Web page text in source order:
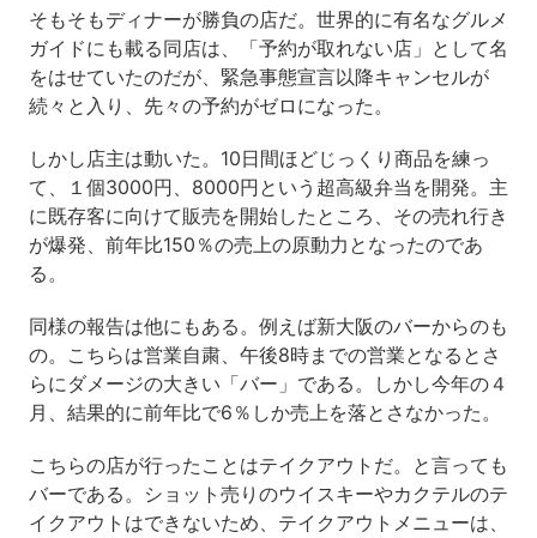
そもそもディナーが勝負の店だ。世界的に有名なグルメ
ガイドにも載る同店は、「予約が取れない店」として名
をはせていたのだが、緊急事態宣言以降キャンセルが
続々と入り、先々の予約がゼロになった。
しかし店主は動いた。10日間ほどじっくり商品を練っ
て、１個3000円、8000円という超高級弁当を開発。主
に既存客に向けて販売を開始したところ、その売れ行き
が爆発、前年比150％の売上の原動力となったのであ
る。
同様の報告は他にもある。例えば新大阪のバーからのも
の。こちらは営業自粛、午後8時までの営業となるとさ
らにダメージの大きい「バー」である。しかし今年の４
月、結果的に前年比で6％しか売上を落とさなかった。
こちらの店が行ったことはテイクアウトだ。と言っても
バーである。ショット売りのウイスキーやカクテルのテ
イクアウトはできないため、テイクアウトメニューは、